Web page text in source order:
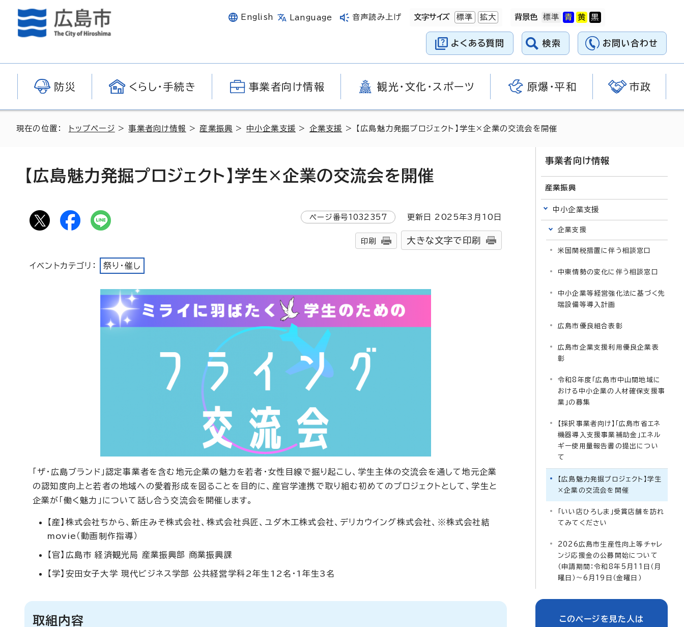
English Language 音声読み上げ 文字サイズ 標準 拡大 背景色
よくある質問 検索 お問い合わせ
防災 くらし・手続き 事業者向け情報 観光・文化・スポーツ 原爆・平和 市政
現在の位置： トップページ >事業者向け情報 > 産業振興 > 中小企業支援 > 企業支援 > 【広島魅力発掘プロジェクト】学生×企業の交流会を開催
【広島魅力発掘プロジェクト】学生×企業の交流会を開催
ページ番号1032357 更新日 2025年3月 10 日
印刷 大きな文字で印刷
イベントカテゴリ： 祭り・催し
「ザ・広島ブランド」認定事業者を含む地元企業の魅力を若者・女性目線で掘り起こし、学生主体の交流会を通して地元企業
の認知度向上と若者の地域への愛着形成を図ることを目的に、産官学連携で取り組む初めてのプロジェクトとして、学生と
企業が「働く魅力」について話し合う交流会を開催します。
【産】株式会社ちから、新庄みそ株式会社、株式会社呉匠、ユダ木工株式会社、デリカウイング株式会社、※株式会社結
movie（動画制作指導）
【官】広島市 経済観光局 産業振興部 商業振興課
【学】安田女子大学 現代ビジネス学部 公共経営学科2年生12名・1年生3名
取組内容
事業者向け情報
産業振興
中小企業支援
企業支援
米国関税措置に伴う相談窓口
中東情勢の変化に伴う相談窓口
中小企業等経営強化法に基づく先
端設備等導入計画
広島市優良組合表彰
広島市企業支援利用優良企業表
彰
令和8年度「広島市中山間地域に
おける中小企業の人材確保支援事
業」の募集
【採択事業者向け】「広島市省エネ
機器導入支援事業補助金」エネル
ギー使用量報告書の提出につい
て
【広島魅力発掘プロジェクト】学生
×企業の交流会を開催
「いい店ひろしま」受賞店舗を訪れ
てみてください
2026広島市生産性向上等チャレ
ンジ応援金の公募開始について
（申請期間：令和8年5月11日（月
曜日）～6月19日（金曜日）
このページを見た人は